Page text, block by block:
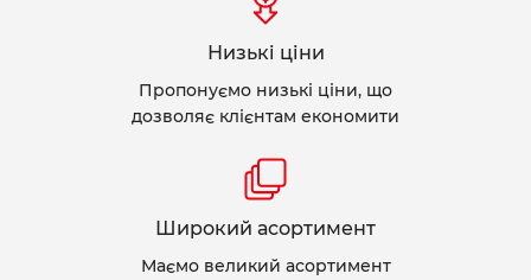
Низькі ціни
Пропонуємо низькі ціни, що
дозволяє клієнтам економити
Широкий асортимент
Маємо великий асортимент